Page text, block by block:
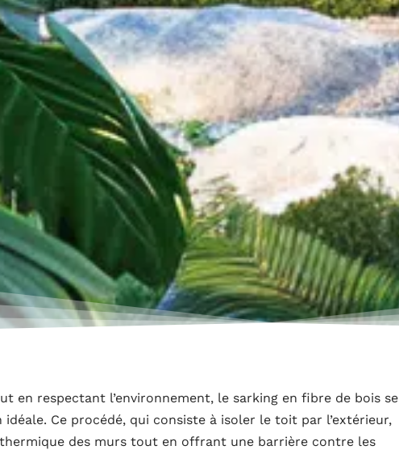
en respectant l’environnement, le sarking en fibre de bois se
Ce procédé, qui consiste à isoler le toit par l’extérieur,
des murs tout en offrant une barrière contre les